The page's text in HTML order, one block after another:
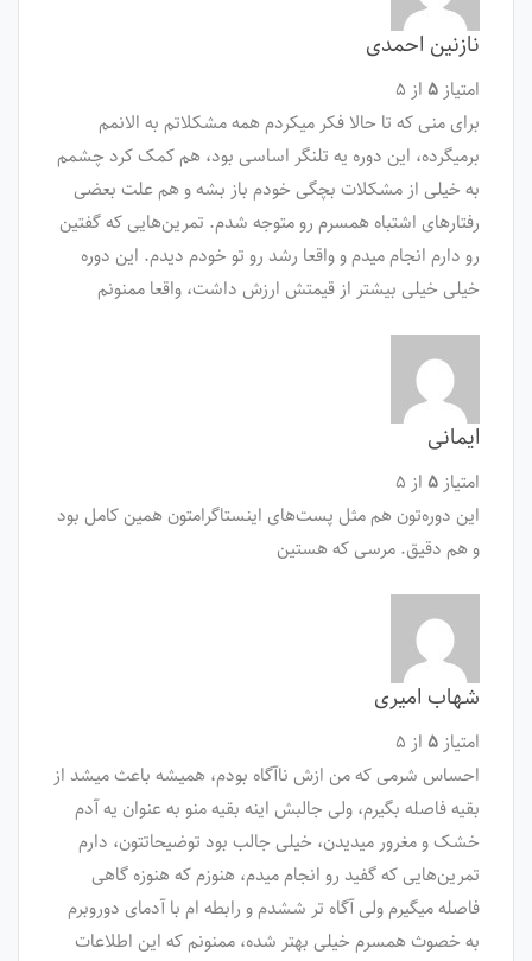
نازنین احمدی
امتیاز۵ از ۵
برای منی که تا حالا فکر میکردم همه مشکلاتم به الانمم
برمیگرده، این دوره یه تلنگر اساسی بود، هم کمک کرد چشمم
به خیلی از مشکلات بچگی خودم باز بشه و هم علت بعضی
رفتارهای اشتباه همسرم رو متوجه شدم. تمرین‌هایی که گفتین
رو دارم انجام میدم و واقعا رشد رو تو خودم دیدم. این دوره
خیلی خیلی بیشتر از قیمتش ارزش داشت، واقعا ممنونم
ایمانی
امتیاز۵ از ۵
این دوره‌تون هم مثل پست‌های اینستاگرامتون همین کامل بود
و هم دقیق. مرسی که هستین
شهاب امیری
امتیاز۵ از ۵
احساس شرمی که من ازش ناآگاه بودم، همیشه باعث میشد از
بقیه فاصله بگیرم، ولی جالبش اینه بقیه منو به عنوان یه آدم
خشک و مغرور میدیدن، خیلی جالب بود توضیحاتتون، دارم
تمرین‌هایی که گفید رو انجام میدم، هنوزم که هنوزه گاهی
فاصله میگیرم ولی آگاه تر ششدم و رابطه ام با آدمای دوروبرم
به خصوث همسرم خیلی بهتر شده، ممنونم که این اطلاعات